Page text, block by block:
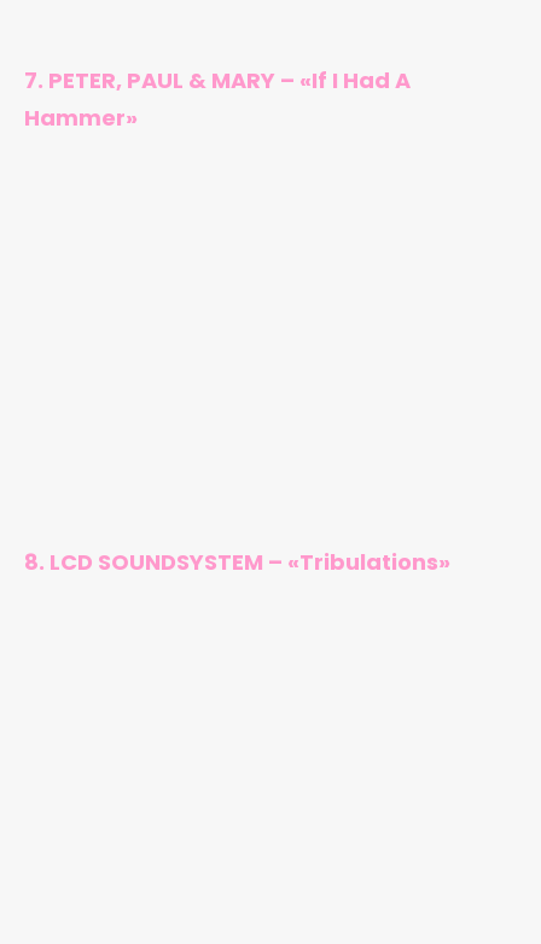
7. PETER, PAUL & MARY – «If I Had A
Hammer»
8. LCD SOUNDSYSTEM – «Tribulations»